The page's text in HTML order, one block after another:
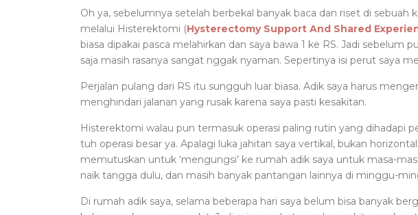
Oh ya, sebelumnya setelah berbekal banyak baca dan riset di
melalui Histerektomi (Hysterectomy Support And Shared
biasa dipakai pasca melahirkan dan saya bawa 1 ke RS. Jadi sebelum
saja masih rasanya sangat nggak nyaman. Sepertinya isi perut saya
Perjalan pulang dari RS itu sungguh luar biasa. Adik saya harus
menghindari jalanan yang rusak karena saya pasti kesakitan.
Histerektomi walau pun termasuk operasi paling rutin yang dihadapi
tuh operasi besar ya. Apalagi luka jahitan saya vertikal, bukan
memutuskan untuk ‘mengungsi’ ke rumah adik saya untuk masa-
naik tangga dulu, dan masih banyak pantangan lainnya di minggu-
Di rumah adik saya, selama beberapa hari saya belum bisa banyak